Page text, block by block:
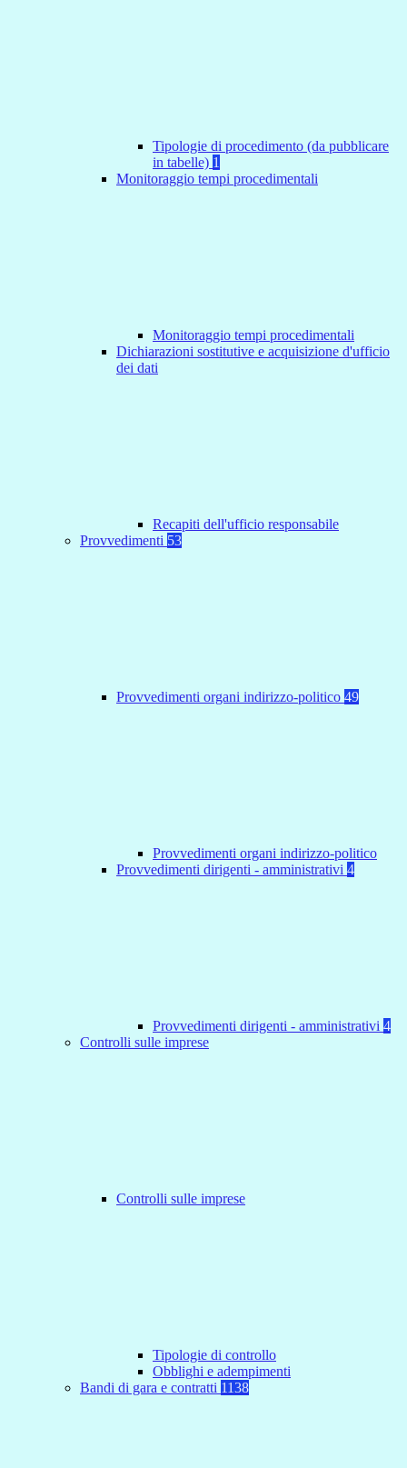
Tipologie di procedimento (da pubblicare
in tabelle) 1
Monitoraggio tempi procedimentali
Monitoraggio tempi procedimentali
Dichiarazioni sostitutive e acquisizione d'ufficio
dei dati
Recapiti dell'ufficio responsabile
Provvedimenti 53
Provvedimenti organi indirizzo-politico 49
Provvedimenti organi indirizzo-politico
Provvedimenti dirigenti - amministrativi 4
Provvedimenti dirigenti - amministrativi 4
Controlli sulle imprese
Controlli sulle imprese
Tipologie di controllo
Obblighi e adempimenti
Bandi di gara e contratti 1138